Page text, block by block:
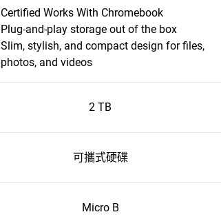
Certified Works With Chromebook
Plug-and-play storage out of the box
Slim, stylish, and compact design for files,
photos, and videos
2 TB
可攜式硬碟
Micro B